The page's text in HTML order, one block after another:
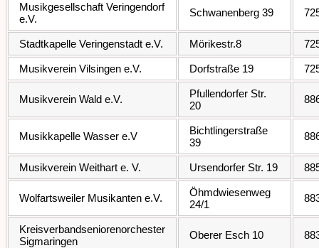
Musikgesellschaft Veringendorf
e.V.
Schwanenberg 39
Stadtkapelle Veringenstadt e.V. Mörikestr.8
Musikverein Vilsingen e.V. Dorfstraße 19
Musikverein Wald e.V.
Pfullendorfer Str.
20
Musikkapelle Wasser e.V
Bichtlingerstraße
39
Musikverein Weithart e. V. Ursendorfer Str. 19
Wolfartsweiler Musikanten e.V.
Öhmdwiesenweg
24/1
Kreisverbandseniorenorchester
Sigmaringen
Oberer Esch 10